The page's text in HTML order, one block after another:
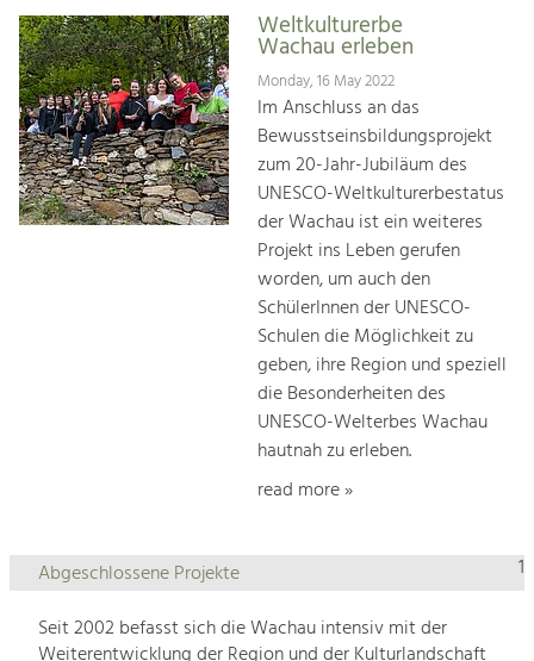
Increase in Regional Value Added.Weltkulturerbe
Wachau erleben
Monday, 16 May 2022
Im Anschluss an das
Bewusstseinsbildungsprojekt
zum 20-Jahr-Jubiläum des
UNESCO-Weltkulturerbestatus
der Wachau ist ein weiteres
Projekt ins Leben gerufen
worden, um auch den
SchülerInnen der UNESCO-
Schulen die Möglichkeit zu
geben, ihre Region und speziell
die Besonderheiten des
UNESCO-Welterbes Wachau
hautnah zu erleben.
read more »
1
Abgeschlossene Projekte
Seit 2002 befasst sich die Wachau intensiv mit der